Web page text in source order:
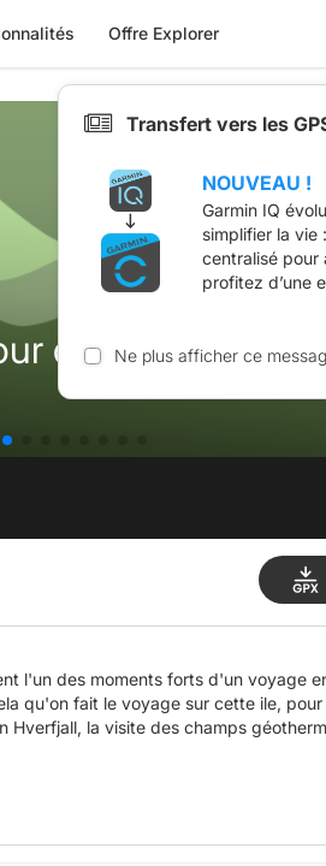
Offre Explorer
du lac de
l'un des moments forts d'un voyage
qu'on fait le voyage sur cette ile,
la visite des champs
cette journée inoubliable.
l'article de mon blog en
Transfert vers les
NOUVEAU !
Garmin IQ
simplifier la vie
centralisé pour
profitez d’une
Ne plus afficher ce